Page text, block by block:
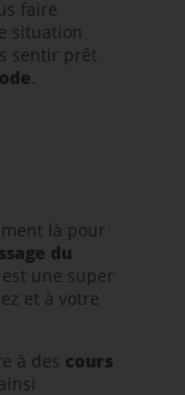
faire
situation
sentir prêt
.
là pour
du
une super
et à votre
à des cours